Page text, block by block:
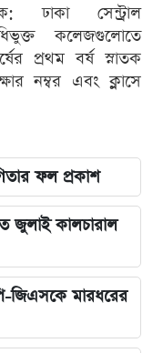
ঢাকা সেন্ট্রাল
কলেজগুলোতে
প্রথম বর্ষ স্নাতক
নম্বর এবং ক্লাসে
ফল প্রকাশ
জুলাই কালচারাল
জিএসকে মারধরের